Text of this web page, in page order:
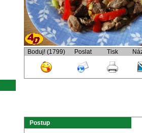
Boduj! (1799) Poslat Tisk
Postup